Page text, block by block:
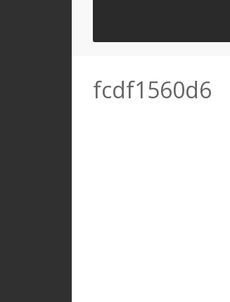
fcdf1560d6